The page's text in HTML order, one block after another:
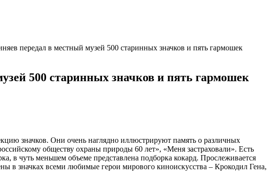
передал в местный музей 500 старинных значков и пять гармошек
500 старинных значков и пять гармошек
значков. Они очень наглядно иллюстрируют память о различных
обществу охраны природы 60 лет», «Меня застраховали». Есть
в чуть меньшем объеме представлена подборка кокард. Прослеживается
в значках всеми любимые герои мирового киноискусства – Крокодил Гена,